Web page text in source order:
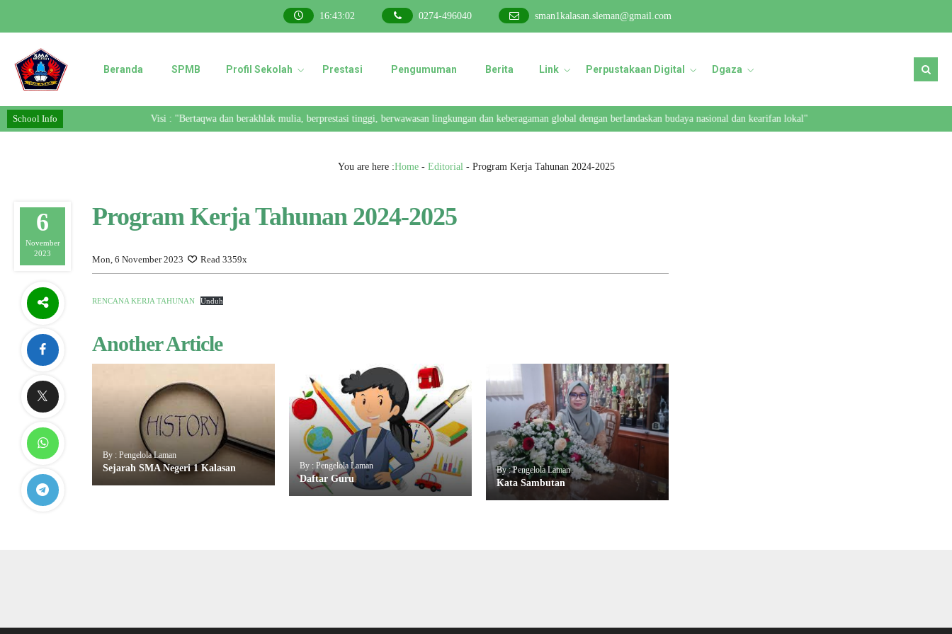
16:43:02 0274-496040 sman1kalasan.sleman@gmail.com
Beranda SPMB Profil Sekolah Prestasi Pengumuman Berita Link Perpustakaan Digital Dgaza
School Info Visi : "Bertaqwa dan berakhlak mulia, berprestasi tinggi, berwawasan lingkungan dan keberagaman global dengan berlandaskan budaya nasional dan kearifan lokal"
You are here :Home- Editorial- Program Kerja Tahunan 2024-2025
6
November
2023
Program Kerja Tahunan 2024-2025
Mon, 6 November 2023 Read 3359x
RENCANA KERJA TAHUNAN Unduh
Another Article
By : Pengelola Laman
Sejarah SMA Negeri 1 Kalasan By : Pengelola Laman
Daftar Guru
By : Pengelola Laman
Kata Sambutan